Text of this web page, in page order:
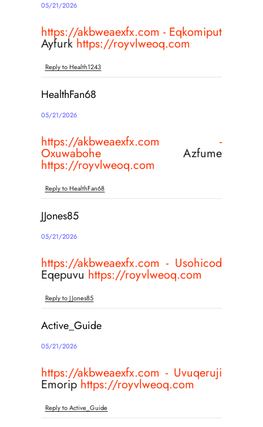
05/21/2026
https://akbweaexfx.com - Eqkomiput
Ayfurk https://royvlweoq.com
Reply to Health1243
HealthFan68
05/21/2026
https://akbweaexfx.com -
Oxuwabohe Azfume
https://royvlweoq.com
Reply to HealthFan68
JJones85
05/21/2026
https://akbweaexfx.com - Usohicod
Eqepuvu https://royvlweoq.com
Reply to JJones85
Active_Guide
05/21/2026
https://akbweaexfx.com - Uvuqeruji
Emorip https://royvlweoq.com
Reply to Active_Guide